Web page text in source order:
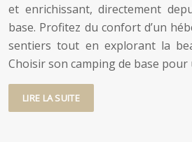
et enrichissant, directement
base. Profitez du confort d’un
sentiers tout en explorant la
Choisir son camping de base
LIRE LA SUITE